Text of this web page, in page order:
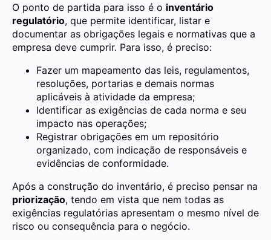
O ponto de partida para isso é o inventário
regulatório, que permite identificar, listar e
documentar as obrigações legais e normativas que a
empresa deve cumprir. Para isso, é preciso:
Fazer um mapeamento das leis, regulamentos,
resoluções, portarias e demais normas
aplicáveis à atividade da empresa;
Identificar as exigências de cada norma e seu
impacto nas operações;
Registrar obrigações em um repositório
organizado, com indicação de responsáveis e
evidências de conformidade.
Após a construção do inventário, é preciso pensar na
priorização, tendo em vista que nem todas as
exigências regulatórias apresentam o mesmo nível de
risco ou consequência para o negócio.